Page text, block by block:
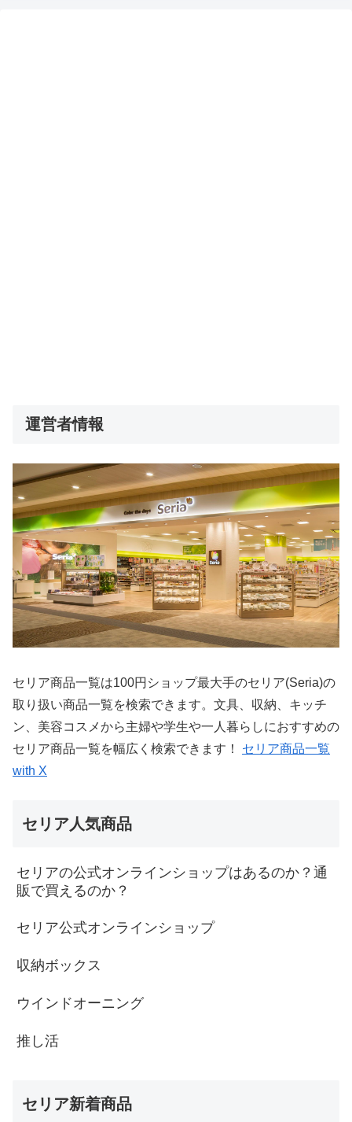
運営者情報
セリア商品一覧は100円ショップ最大手のセリア(Seria)の
取り扱い商品一覧を検索できます。文具、収納、キッチ
ン、美容コスメから主婦や学生や一人暮らしにおすすめの
セリア商品一覧を幅広く検索できます！ セリア商品一覧
with X
セリア人気商品
セリアの公式オンラインショップはあるのか？通
販で買えるのか？
セリア公式オンラインショップ
収納ボックス
ウインドオーニング
推し活
セリア新着商品